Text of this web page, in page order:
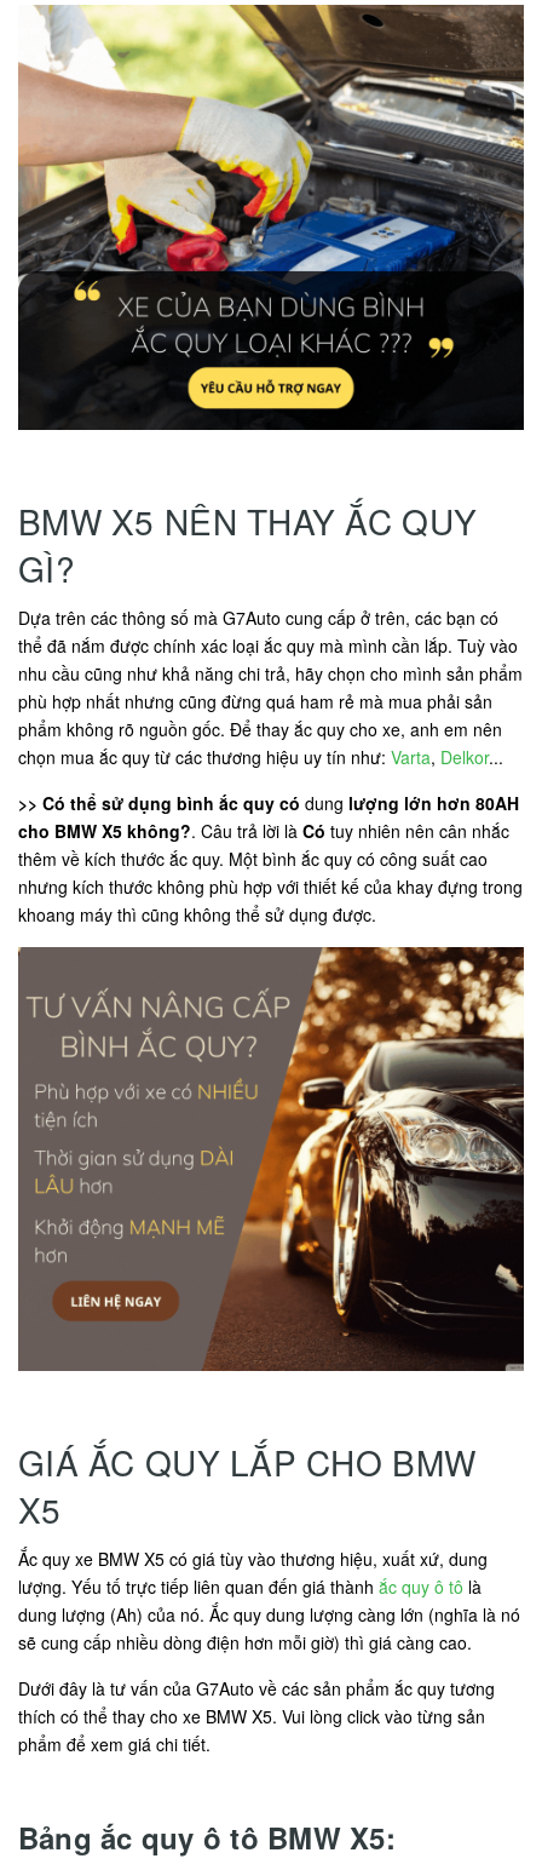
BMW X5 NÊN THAY ẮC QUY
GÌ?
Dựa trên các thông số mà G7Auto cung cấp ở trên, các bạn có
thể đã nắm được chính xác loại ắc quy mà mình cần lắp. Tuỳ vào
nhu cầu cũng như khả năng chi trả, hãy chọn cho mình sản phẩm
phù hợp nhất nhưng cũng đừng quá ham rẻ mà mua phải sản
phẩm không rõ nguồn gốc. Để thay ắc quy cho xe, anh em nên
chọn mua ắc quy từ các thương hiệu uy tín như: Varta, Delkor...
>> Có thể sử dụng bình ắc quy có dung lượng lớn hơn 80AH
cho BMW X5 không?. Câu trả lời là Có tuy nhiên nên cân nhắc
thêm về kích thước ắc quy. Một bình ắc quy có công suất cao
nhưng kích thước không phù hợp với thiết kế của khay đựng trong
khoang máy thì cũng không thể sử dụng được.
GIÁ ẮC QUY LẮP CHO BMW
X5
Ắc quy xe BMW X5 có giá tùy vào thương hiệu, xuất xứ, dung
lượng. Yếu tố trực tiếp liên quan đến giá thành ắc quy ô tô là
dung lượng (Ah) của nó. Ắc quy dung lượng càng lớn (nghĩa là nó
sẽ cung cấp nhiều dòng điện hơn mỗi giờ) thì giá càng cao.
Dưới đây là tư vấn của G7Auto về các sản phẩm ắc quy tương
thích có thể thay cho xe BMW X5. Vui lòng click vào từng sản
phẩm để xem giá chi tiết.
Bảng ắc quy ô tô BMW X5: